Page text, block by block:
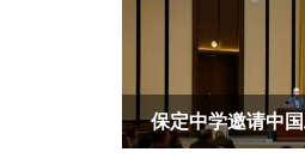
以材料创新赋能